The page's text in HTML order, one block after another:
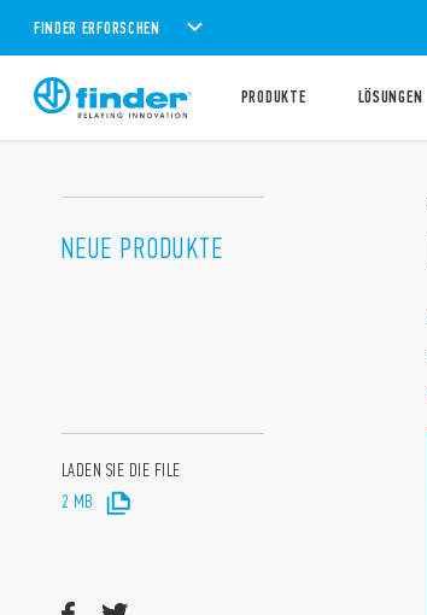
FINDER ERFORSCHEN
PRODUKTE LÖSUNGEN
NEUE PRODUKTE
LADEN SIE DIE FILE
2 MB